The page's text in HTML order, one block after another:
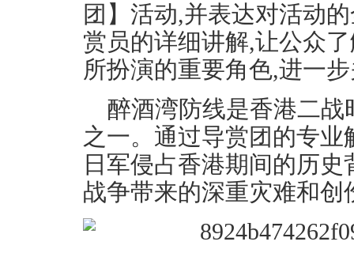
团】活动,并表达对活动
赏员的详细讲解,让公众
所扮演的重要角色,进一
醉酒湾防线是香港二
之一。通过导赏团的专
日军侵占香港期间的历
战争带来的深重灾难和创